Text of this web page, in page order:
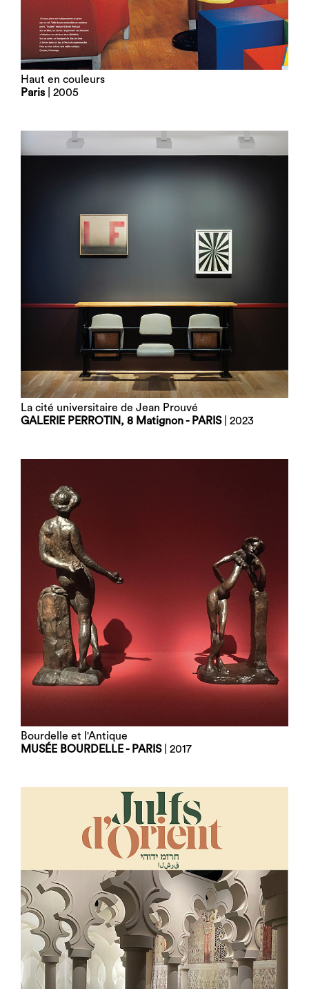
Haut en couleurs
Paris| 2005
La cité universitaire de Jean Prouvé
GALERIE PERROTIN, 8 Matignon - PARIS| 2023
Bourdelle et l'Antique
MUSÉE BOURDELLE - PARIS| 2017